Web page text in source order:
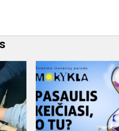
Kai
susikalbėti
galime
kalbėdami
skirtingomis
kalbomis